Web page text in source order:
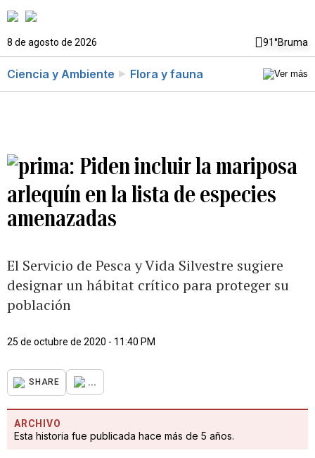
8 de agosto de 2026 91°Bruma
Ciencia y Ambiente Flora y fauna
Piden incluir la mariposa
arlequín en la lista de especies
amenazadas
El Servicio de Pesca y Vida Silvestre sugiere
designar un hábitat crítico para proteger su
población
25 de octubre de 2020 - 11:40 PM
SHARE ...
ARCHIVO
Esta historia fue publicada hace más de 5 años.